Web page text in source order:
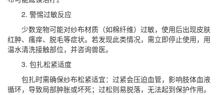
2. 警惕过敏反应
少数宠物可能对纱布材质（如棉纤维）过敏，使用后出现皮肤
红肿、瘙痒、脱毛等症状。若发现此类情况，需立即停止使用，用
温水清洗接触部位，并咨询兽医。
3. 包扎松紧适度
包扎时需确保纱布松紧适宜：过紧会压迫血管，影响肢体血液
循环，导致局部肿胀或坏死；过松则易脱落，无法起到保护作用。